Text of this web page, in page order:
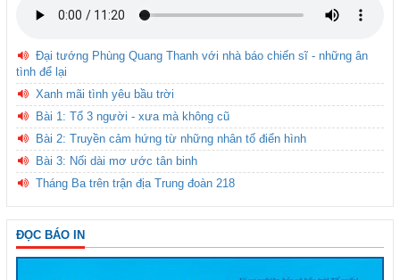
Đại tướng Phùng Quang Thanh với nhà báo chiến sĩ - những ân
tình để lại
Xanh mãi tình yêu bầu trời
Bài 1: Tổ 3 người - xưa mà không cũ
Bài 2: Truyền cảm hứng từ những nhân tố điển hình
Bài 3: Nối dài mơ ước tân binh
Tháng Ba trên trận địa Trung đoàn 218
ĐỌC BÁO IN